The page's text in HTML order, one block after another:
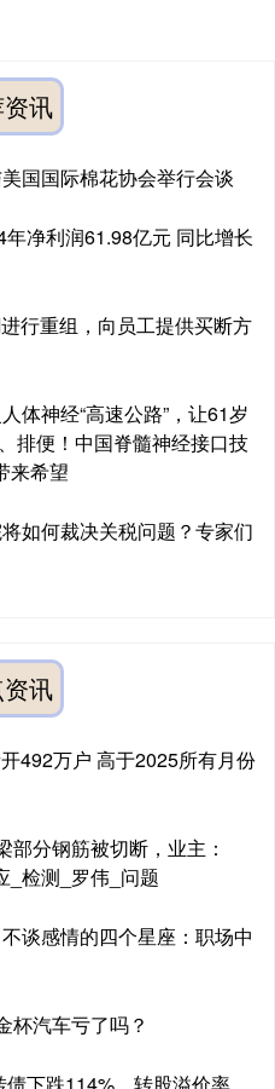
讯
国国际棉花协会举行会谈
净利润61.98亿元 同比增长
行重组，向员工提供买断方
体神经“高速公路”，让61岁
排便！中国脊髓神经接口技
来希望
如何裁决关税问题？专家们
讯
492万户 高于2025所有月份
分钢筋被切断，业主：
_检测_罗伟_问题
谈感情的四个星座：职场中
杯汽车亏了吗？
下跌114%，转股溢价率